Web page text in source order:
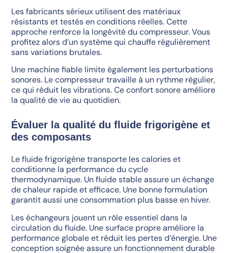
Les fabricants sérieux utilisent des matériaux
résistants et testés en conditions réelles. Cette
approche renforce la longévité du compresseur. Vous
profitez alors d’un système qui chauffe régulièrement
sans variations brutales.
Une machine fiable limite également les perturbations
sonores. Le compresseur travaille à un rythme régulier,
ce qui réduit les vibrations. Ce confort sonore améliore
la qualité de vie au quotidien.
Évaluer la qualité du fluide frigorigène et
des composants
Le fluide frigorigène transporte les calories et
conditionne la performance du cycle
thermodynamique. Un fluide stable assure un échange
de chaleur rapide et efficace. Une bonne formulation
garantit aussi une consommation plus basse en hiver.
Les échangeurs jouent un rôle essentiel dans la
circulation du fluide. Une surface propre améliore la
performance globale et réduit les pertes d’énergie. Une
conception soignée assure un fonctionnement durable